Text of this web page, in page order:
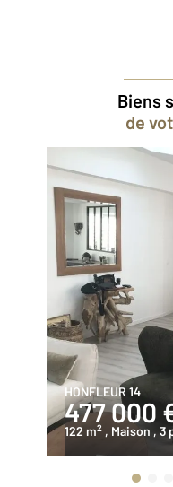
Biens
de
HONFLEUR 14
477 000
122 m2 , Maison , 3